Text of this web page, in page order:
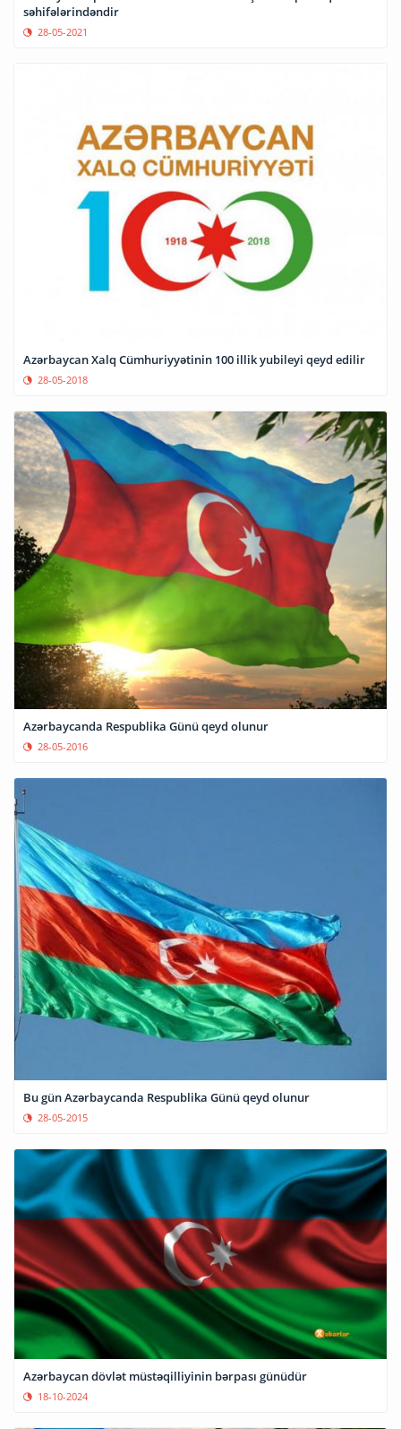
səhifələrindəndir
28-05-2021
Azərbaycan Xalq Cümhuriyyətinin 100 illik yubileyi qeyd edilir
28-05-2018
Azərbaycanda Respublika Günü qeyd olunur
28-05-2016
​Bu gün Azərbaycanda Respublika Günü qeyd olunur
28-05-2015
Azərbaycan dövlət müstəqilliyinin bərpası günüdür
18-10-2024